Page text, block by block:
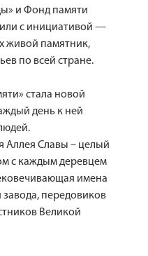
и Фонд памяти
с инициативой —
живой памятник,
по всей стране.
стала новой
день к ней
Аллея Славы – целый
с каждым деревцем
имена
передовиков
Великой